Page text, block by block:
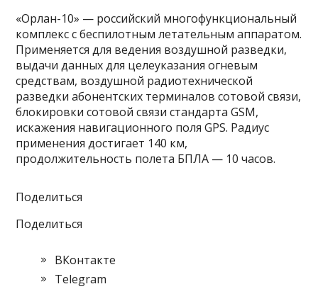
«Орлан-10» — российский многофункциональный
комплекс с беспилотным летательным аппаратом.
Применяется для ведения воздушной разведки,
выдачи данных для целеуказания огневым
средствам, воздушной радиотехнической
разведки абонентских терминалов сотовой связи,
блокировки сотовой связи стандарта GSM,
искажения навигационного поля GPS. Радиус
применения достигает 140 км,
продолжительность полета БПЛА — 10 часов.
Поделиться
Поделиться
ВКонтакте
Telegram